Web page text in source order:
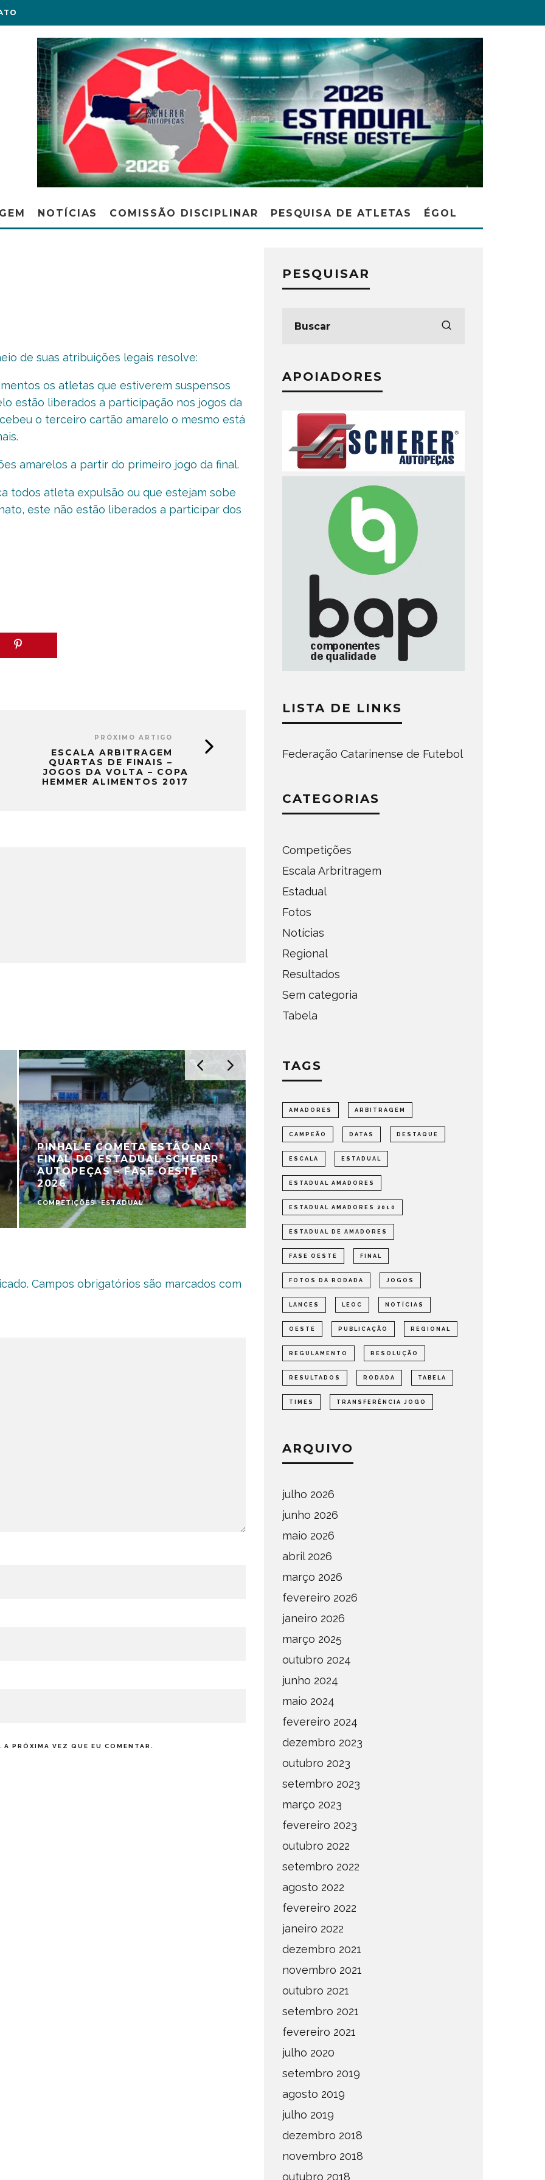
NOTÍCIAS COMISSÃO DISCIPLINAR PESQUISA DE ATLETAS ÉGOL
de suas atribuições legais resolve:
os atletas que estiverem suspensos
estão liberados a participação nos jogos da
o terceiro cartão amarelo o mesmo está
amarelos a partir do primeiro jogo da final.
todos atleta expulsão ou que estejam sobe
este não estão liberados a participar dos
PRÓXIMO ARTIGO
ESCALA ARBITRAGEM
QUARTAS DE FINAIS –
JOGOS DA VOLTA – COPA
HEMMER ALIMENTOS 2017
PINHAL E COMETA ESTÃO NA
FINAL DO ESTADUAL SCHERER
AUTOPEÇAS – FASE OESTE
2026
COMPETIÇÕES ESTADUAL
DEFINIDOS OS SEMIFINALISTAS
FASE OESTE 2026
COMPETIÇÕES ESTADUAL NOTÍCIAS
Campos obrigatórios são marcados com
PRÓXIMA VEZ QUE EU COMENTAR.
PESQUISAR
APOIADORES
LISTA DE LINKS
Federação Catarinense de Futebol
CATEGORIAS
Competições
Escala Arbritragem
Estadual
Fotos
Notícias
Regional
Resultados
Sem categoria
Tabela
TAGS
AMADORES ARBITRAGEM
CAMPEÃO DATAS DESTAQUE
ESCALA ESTADUAL
ESTADUAL AMADORES
ESTADUAL AMADORES 2010
ESTADUAL DE AMADORES
FASE OESTE FINAL
FOTOS DA RODADA JOGOS
LANCES LEOC NOTÍCIAS
OESTE PUBLICAÇÃO REGIONAL
REGULAMENTO RESOLUÇÃO
RESULTADOS RODADA TABELA
TIMES TRANSFERÊNCIA JOGO
ARQUIVO
julho 2026
junho 2026
maio 2026
abril 2026
março 2026
fevereiro 2026
janeiro 2026
março 2025
outubro 2024
junho 2024
maio 2024
fevereiro 2024
dezembro 2023
outubro 2023
setembro 2023
março 2023
fevereiro 2023
outubro 2022
setembro 2022
agosto 2022
fevereiro 2022
janeiro 2022
dezembro 2021
novembro 2021
outubro 2021
setembro 2021
fevereiro 2021
julho 2020
setembro 2019
agosto 2019
julho 2019
dezembro 2018
novembro 2018
outubro 2018